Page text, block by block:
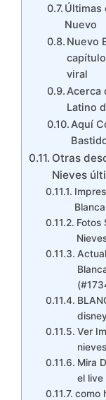
Últimas
Nuevo
Nuevo
viral
Acerca
Latino
Aquí
Otras
Nieves
Fotos
Ver
Mira
el live
como